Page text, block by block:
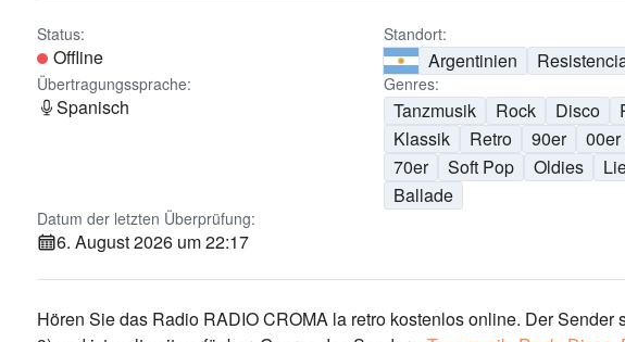
Status:
Offline
Standort:
Argentinien
Übertragungssprache:
Spanisch
Genres:
Tanzmusik Rock Disco
Klassik
Retro 90er 00er
70er
Soft Pop Oldies
Ballade
Datum der letzten Überprüfung:
6. August 2026 um 22:17
Hören Sie das Radio RADIO CROMA la retro kostenlos online. Der Sender